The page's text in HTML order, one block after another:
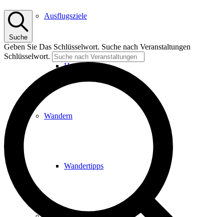
Ausflugsziele
Hardtbergturm
Wandern
Wandertipps
Suche
Geben Sie Das Schlüsselwort. Suche nach Veranstaltungen
Schlüsselwort.